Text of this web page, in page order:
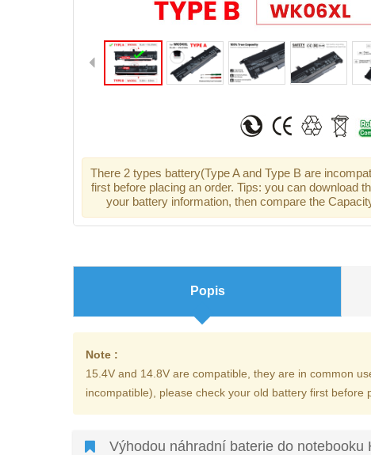
There 2 types battery(Type A and Type B are
first before placing an order. Tips: you can download
your battery information, then compare the
Popis
Note :
15.4V and 14.8V are compatible, they are in common
incompatible), please check your old battery first before
Výhodou náhradní baterie do notebooku